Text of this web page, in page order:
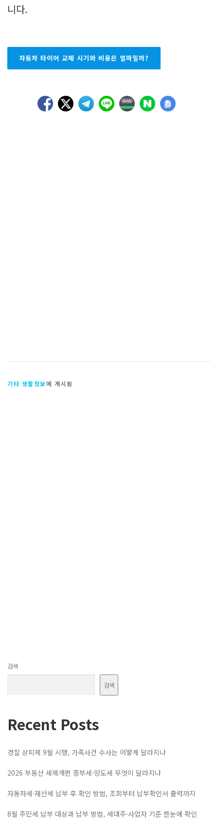
니다.
자동차 타이어 교체 시기와 비용은 얼마일까?
기타 생활정보에 게시됨
검색
검색
Recent Posts
경찰 상피제 9월 시행, 가족사건 수사는 어떻게 달라지나
2026 부동산 세제개편 종부세·양도세 무엇이 달라지나
자동차세·재산세 납부 후 확인 방법, 조회부터 납부확인서 출력까지
8월 주민세 납부 대상과 납부 방법, 세대주·사업자 기준 한눈에 확인